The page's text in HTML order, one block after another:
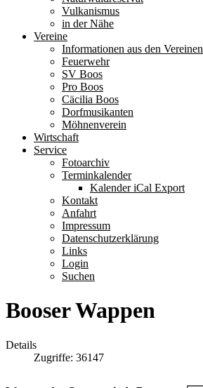
Vulkanismus
in der Nähe
Vereine
Informationen aus den Vereinen
Feuerwehr
SV Boos
Pro Boos
Cäcilia Boos
Dorfmusikanten
Möhnenverein
Wirtschaft
Service
Fotoarchiv
Terminkalender
Kalender iCal Export
Kontakt
Anfahrt
Impressum
Datenschutzerklärung
Links
Login
Suchen
Booser Wappen
Details
Zugriffe: 36147